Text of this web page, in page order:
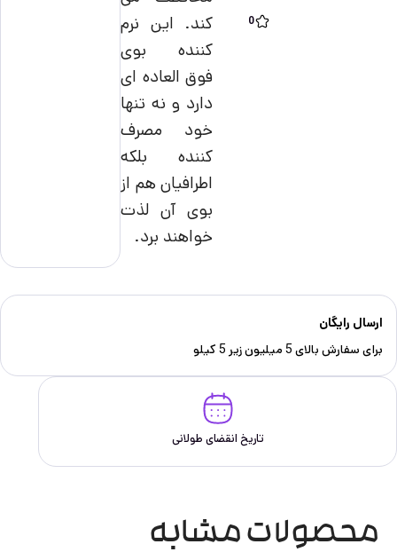
0
کند. این نرم
کننده بوی
فوق العاده ای
دارد و نه تنها
خود مصرف
کننده بلکه
اطرافیان هم از
بوی آن لذت
خواهند برد.
ارسال رایگان
برای سفارش‌ بالای 5 میلیون زیر 5 کیلو
تاریخ انقضای طولانی
محصولات مشابه